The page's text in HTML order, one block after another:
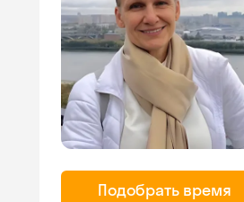
Подобрать время